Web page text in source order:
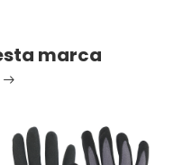
marca